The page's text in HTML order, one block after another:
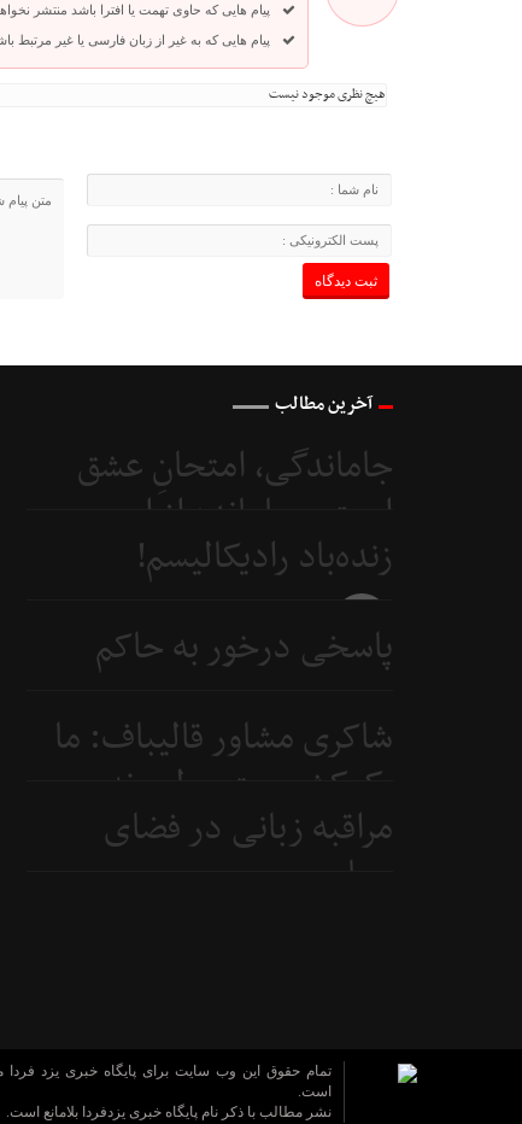
پیام هایی که حاوی تهمت یا افترا باشد منتشر
پیام هایی که به غیر از زبان فارسی یا غیر مرتبط
هیچ نظری موجود نیست
آخرین مطالب
جاماندگی، امتحانِ عشق
است و جامانده از اربعین...
4 روز
زنده‌باد رادیکالیسم!
پاسخی درخور به حاکم
6 روز
شاکری مشاور قالیباف: ما
یک‌کشور متوسطیم نه
ابرقدرت
مراقبه زبانی در فضای
سیاسی
تمام حقوق این وب سایت برای پایگاه خبری یزد
است.
نشر مطالب با ذکر نام پایگاه خبری یزدفردا بلامانع است.